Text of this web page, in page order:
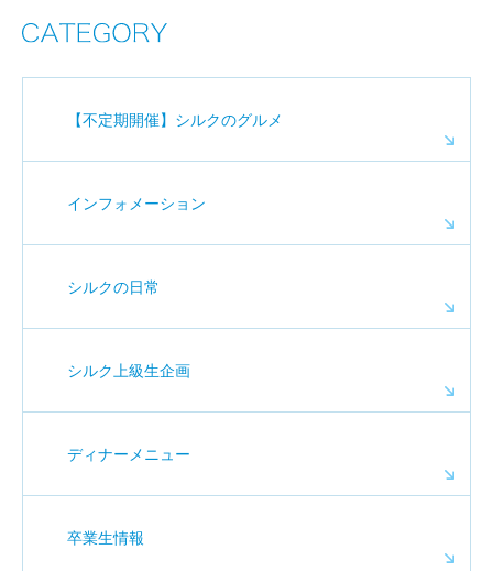
【不定期開催】シルクのグルメ
インフォメーション
シルクの日常
シルク上級生企画
ディナーメニュー
卒業生情報